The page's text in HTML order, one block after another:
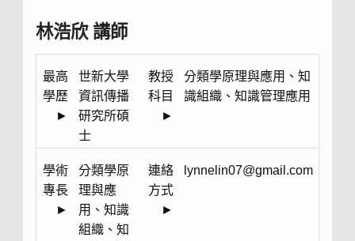
林浩欣 講師
最高
學歷
►
世新大學
資訊傳播
研究所碩
士
教授
科目
►
分類學原理與應用、知
識組織、知識管理應用
學術
專長
►
分類學原
理與應
用、知識
組織、知
連絡
方式
►
lynnelin07@gmail.com